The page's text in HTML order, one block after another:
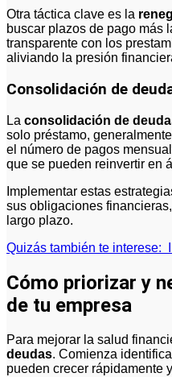
Otra táctica clave es la
buscar plazos de pago más
transparente con los
aliviando la presión
Consolidación de
La consolidación de
solo préstamo,
el número de pagos
que se pueden reinvertir en
Implementar estas
sus obligaciones
largo plazo.
Quizás también te interese:
Cómo priorizar y
de tu empresa
Para mejorar la salud
deudas. Comienza
pueden crecer rápidamente